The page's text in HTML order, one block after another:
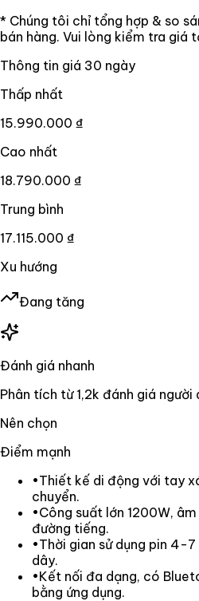
* Chúng tôi chỉ tổng hợp & so
bán hàng. Vui lòng kiểm tra giá
Thông tin giá 30 ngày
Thấp nhất
15.990.000 ₫
Cao nhất
18.790.000 ₫
Trung bình
17.115.000 ₫
Xu hướng
Đang tăng
Đánh giá nhanh
Phân tích từ1,2k đánh giá người
Nên chọn
Điểm mạnh
•Thiết kế di động với tay
chuyển.
•Công suất lớn 1200W,
đường tiếng.
•Thời gian sử dụng pin 4-
dây.
•Kết nối đa dạng, có
bằng ứng dụng.